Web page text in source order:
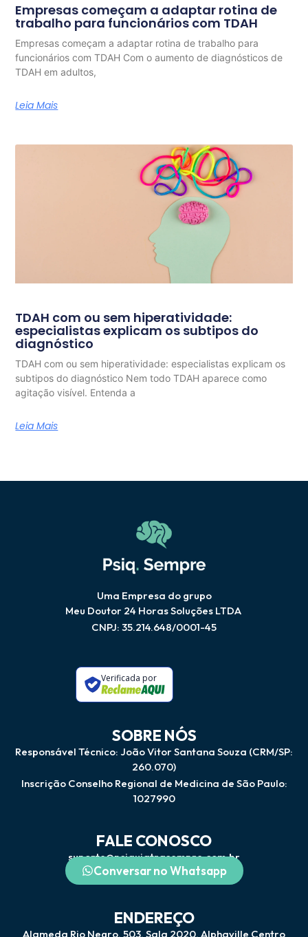
Empresas começam a adaptar rotina de
trabalho para funcionários com TDAH
Empresas começam a adaptar rotina de trabalho para
funcionários com TDAH Com o aumento de diagnósticos de
TDAH em adultos,
Leia Mais
TDAH com ou sem hiperatividade:
especialistas explicam os subtipos do
diagnóstico
TDAH com ou sem hiperatividade: especialistas explicam os
subtipos do diagnóstico Nem todo TDAH aparece como
agitação visível. Entenda a
Leia Mais
Uma Empresa do grupo
Meu Doutor 24 Horas Soluções LTDA
CNPJ: 35.214.648/0001-45
Verificada por
SOBRE NÓS
Responsável Técnico: João Vitor Santana Souza (CRM/SP:
260.070)
Inscrição Conselho Regional de Medicina de São Paulo:
1027990
FALE CONOSCO
suporte@psiquiatrasempre.com.br
Conversar no Whatsapp
ENDEREÇO
Alameda Rio Negro, 503, Sala 2020. Alphaville Centro